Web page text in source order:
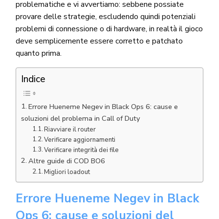
problematiche e vi avvertiamo: sebbene possiate
provare delle strategie, escludendo quindi potenziali
problemi di connessione o di hardware, in realtà il gioco
deve semplicemente essere corretto e patchato
quanto prima.
Indice
Errore Hueneme Negev in Black Ops 6: cause e
soluzioni del problema in Call of Duty
Riavviare il router
Verificare aggiornamenti
Verificare integrità dei file
Altre guide di COD BO6
Migliori loadout
Errore Hueneme Negev in Black
Ops 6: cause e soluzioni del